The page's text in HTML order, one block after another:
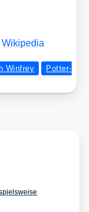
Wiki­pe­dia
Winfrey
Potter-